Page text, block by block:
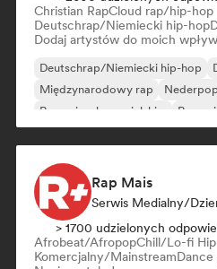
Christian RapCloud rap/hip-hop
Deutschrap/Niemiecki hip-hop
Dodaj artystów do moich
Deutschrap/Niemiecki hip-hop
Międzynarodowy rap
Rap w języku angielskim
Rap w
Rap Mais
Serwis Medialny/
> 1700 udzielonych
Afrobeat/AfropopChill/Lo-fi
Komercjalny/MainstreamDance